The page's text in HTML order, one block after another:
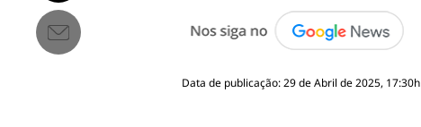
Data de publicação: 29 de Abril de 2025, 17:30h